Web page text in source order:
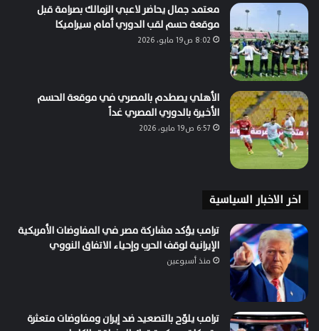
معتمد جمال يحاضر لاعبي الزمالك بصرامة قبل
موقعة حسم لقب الدوري أمام سيراميكا
8:02 ص19 مايو، 2026
الأهلي يصطدم بالمصري في موقعة الحسم
الأخيرة بالدوري المصري غداً
6:57 ص19 مايو، 2026
اخر الاخبار السياسية
ترامب يؤكد مشاركة مصر في المفاوضات الأمريكية
الإيرانية لوقف الحرب وإحياء الاتفاق النووي
منذ أسبوعين
ترامب يلوّح بالتصعيد ضد إيران ومفاوضات متعثرة